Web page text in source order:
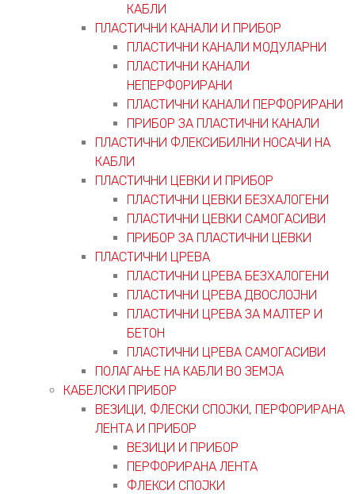
КАБЛИ
ПЛАСТИЧНИ КАНАЛИ И ПРИБОР
ПЛАСТИЧНИ КАНАЛИ МОДУЛАРНИ
ПЛАСТИЧНИ КАНАЛИ
НЕПЕРФОРИРАНИ
ПЛАСТИЧНИ КАНАЛИ ПЕРФОРИРАНИ
ПРИБОР ЗА ПЛАСТИЧНИ КАНАЛИ
ПЛАСТИЧНИ ФЛЕКСИБИЛНИ НОСАЧИ НА
КАБЛИ
ПЛАСТИЧНИ ЦЕВКИ И ПРИБОР
ПЛАСТИЧНИ ЦЕВКИ БЕЗХАЛОГЕНИ
ПЛАСТИЧНИ ЦЕВКИ САМОГАСИВИ
ПРИБОР ЗА ПЛАСТИЧНИ ЦЕВКИ
ПЛАСТИЧНИ ЦРЕВА
ПЛАСТИЧНИ ЦРЕВА БЕЗХАЛОГЕНИ
ПЛАСТИЧНИ ЦРЕВА ДВОСЛОЈНИ
ПЛАСТИЧНИ ЦРЕВА ЗА МАЛТЕР И
БЕТОН
ПЛАСТИЧНИ ЦРЕВА САМОГАСИВИ
ПОЛАГАЊЕ НА КАБЛИ ВО ЗЕМЈА
КАБЕЛСКИ ПРИБОР
ВЕЗИЦИ, ФЛЕСКИ СПОЈКИ, ПЕРФОРИРАНА
ЛЕНТА И ПРИБОР
ВЕЗИЦИ И ПРИБОР
ПЕРФОРИРАНА ЛЕНТА
ФЛЕКСИ СПОЈКИ